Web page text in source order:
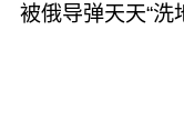
被俄导弹天天“洗